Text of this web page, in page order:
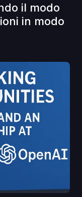
il modo
in modo